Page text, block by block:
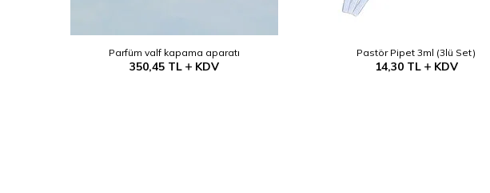
Parfüm valf kapama aparatı
350,45 TL KDV
Pastör Pipet 3ml (3lü Set)
14,30TL KDV